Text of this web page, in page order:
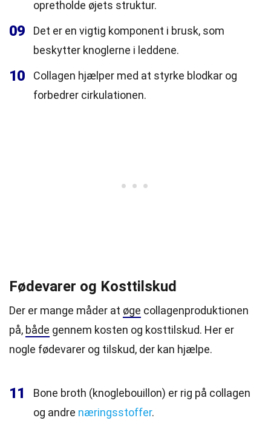
opretholde øjets struktur.
09
Det er en vigtig komponent i brusk, som
beskytter knoglerne i leddene.
10
Collagen hjælper med at styrke blodkar og
forbedrer cirkulationen.
Fødevarer og Kosttilskud
Der er mange måder at øge collagenproduktionen
på, både gennem kosten og kosttilskud. Her er
nogle fødevarer og tilskud, der kan hjælpe.
11
Bone broth (knoglebouillon) er rig på collagen
og andre næringsstoffer.